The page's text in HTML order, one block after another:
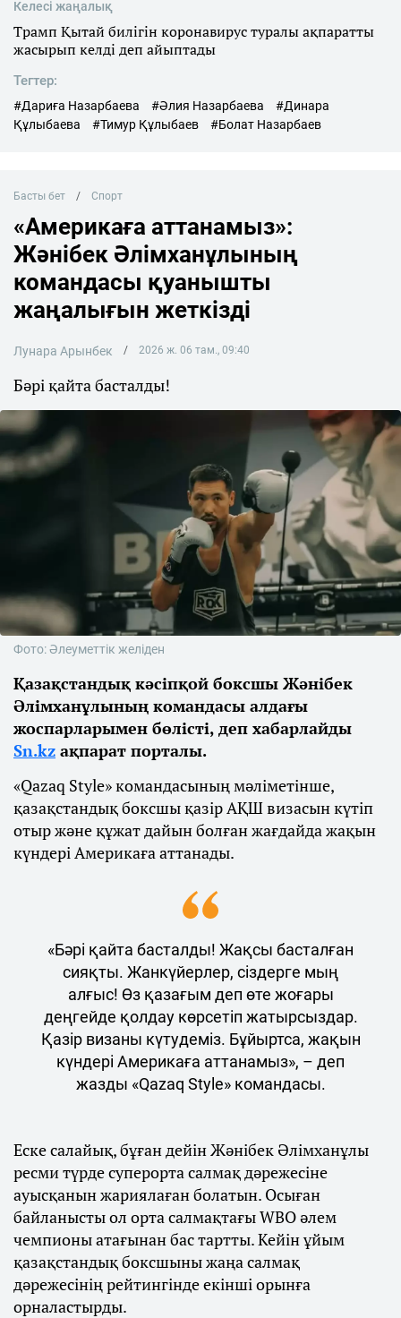
Келесі жаңалық
Трамп Қытай билігін коронавирус туралы ақпаратты
жасырып келді деп айыптады
Тегтер:
#Дариға Назарбаева #Әлия Назарбаева
#Динара
Құлыбаева
#Тимур Құлыбаев #Болат Назарбаев
Басты бет Спорт
«Америкаға аттанамыз»:
Жәнібек Әлімханұлының
командасы қуанышты
жаңалығын жеткізді
Лунара Арынбек 2026 ж. 06 там., 09:40
Бәрі қайта басталды!
Фото: Әлеуметтік желіден
Қазақстандық кәсіпқой боксшы Жәнібек
Әлімханұлының командасы алдағы
жоспарларымен бөлісті, деп хабарлайды
Sn.kz ақпарат порталы.
«Qazaq Style» командасының мәліметінше,
қазақстандық боксшы қазір АҚШ визасын күтіп
отыр және құжат дайын болған жағдайда жақын
күндері Америкаға аттанады.
«Бәрі қайта басталды! Жақсы басталған
сияқты. Жанкүйерлер, сіздерге мың
алғыс! Өз қазағым деп өте жоғары
деңгейде қолдау көрсетіп жатырсыздар.
Қазір визаны күтудеміз. Бұйыртса, жақын
күндері Америкаға аттанамыз», – деп
жазды «Qazaq Style» командасы.
Еске салайық, бұған дейін Жәнібек Әлімханұлы
ресми түрде суперорта салмақ дәрежесіне
ауысқанын жариялаған болатын. Осыған
байланысты ол орта салмақтағы WBO әлем
чемпионы атағынан бас тартты. Кейін ұйым
қазақстандық боксшыны жаңа салмақ
дәрежесінің рейтингінде екінші орынға
орналастырды.